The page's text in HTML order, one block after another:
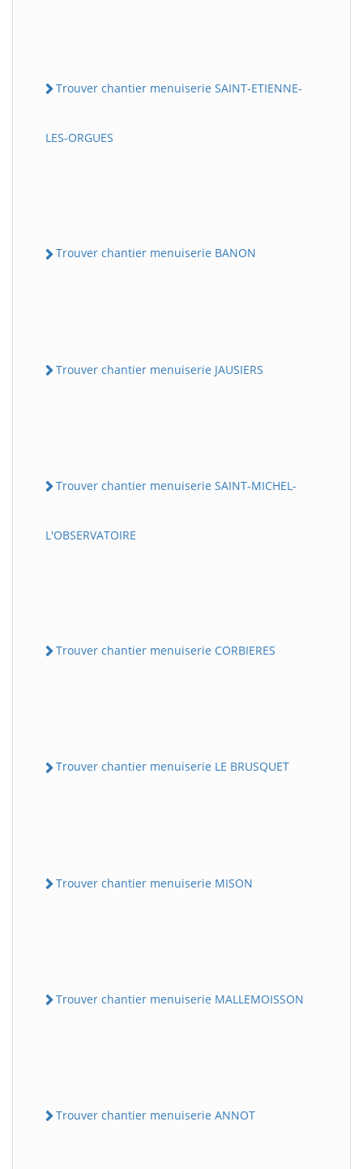
Trouver chantier menuiserie SAINT-ETIENNE-
LES-ORGUES
Trouver chantier menuiserie BANON
Trouver chantier menuiserie JAUSIERS
Trouver chantier menuiserie SAINT-MICHEL-
L'OBSERVATOIRE
Trouver chantier menuiserie CORBIERES
Trouver chantier menuiserie LE BRUSQUET
Trouver chantier menuiserie MISON
Trouver chantier menuiserie MALLEMOISSON
Trouver chantier menuiserie ANNOT